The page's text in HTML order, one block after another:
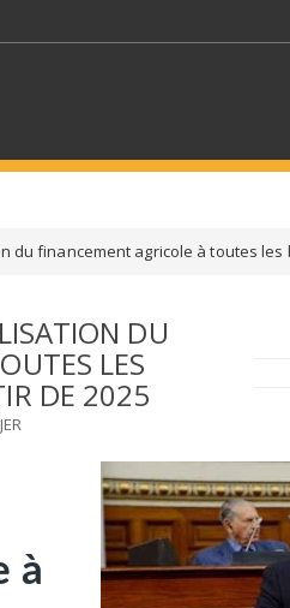
SÉLECTIONNEZ UNE
du financement agricole à toutes
DU
LES
DE 2025
à